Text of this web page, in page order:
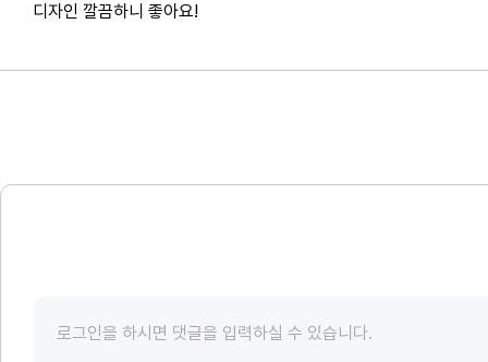
디자인 깔끔하니 좋아요!